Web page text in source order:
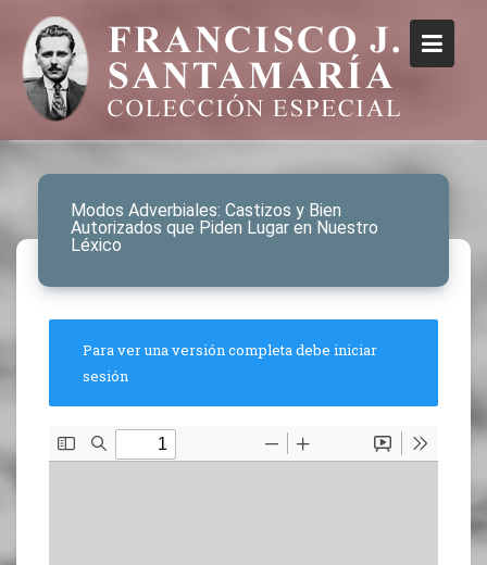
Modos Adverbiales: Castizos y Bien
Autorizados que Piden Lugar en Nuestro
Léxico
Para ver una versión completa debe iniciar
sesión